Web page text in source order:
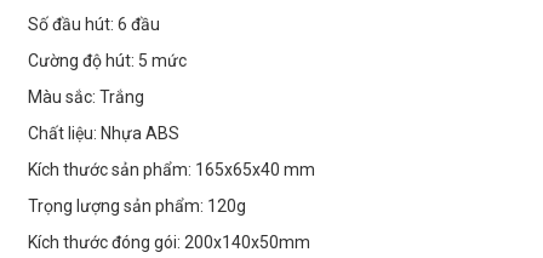
Số đầu hút: 6 đầu
Cường độ hút: 5 mức
Màu sắc: Trắng
Chất liệu: Nhựa ABS
Kích thước sản phẩm: 165x65x40 mm
Trọng lượng sản phẩm: 120g
Kích thước đóng gói: 200x140x50mm